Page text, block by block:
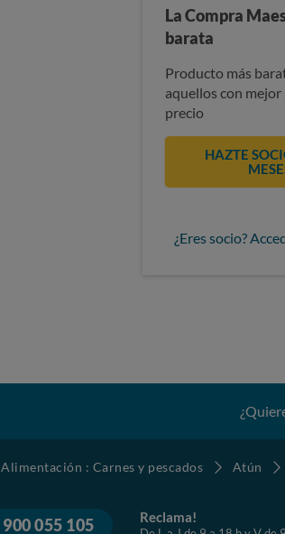
La Compra
barata
Producto más
aquellos con
precio
HAZTE
¿Eres socio?
Alimentación : Carnes y pescados Atún
900 055 105 Reclama!